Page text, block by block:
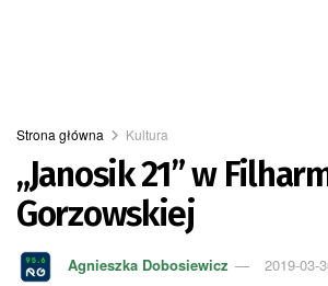
Strona główna Kultura
„Janosik 21” w
Gorzowskiej
Agnieszka Dobosiewicz 2019-03-